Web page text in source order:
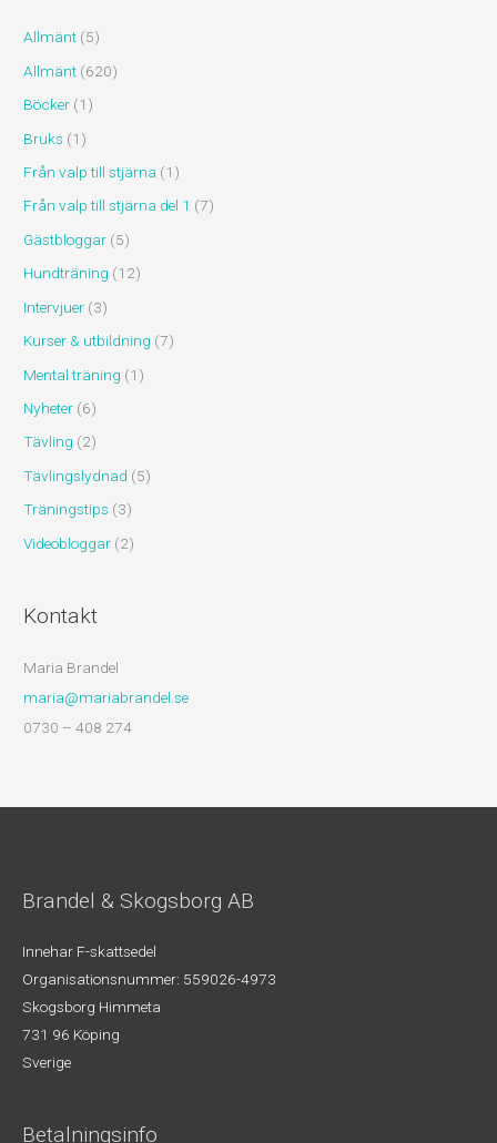
Allmänt (5)
Allmänt (620)
Böcker (1)
Bruks (1)
Från valp till stjärna (1)
Från valp till stjärna del 1 (7)
Gästbloggar (5)
Hundträning (12)
Intervjuer (3)
Kurser & utbildning (7)
Mental träning (1)
Nyheter (6)
Tävling (2)
Tävlingslydnad (5)
Träningstips (3)
Videobloggar (2)
Kontakt
Maria Brandel
maria@mariabrandel.se
0730 – 408 274
Brandel & Skogsborg AB
Innehar F-skattsedel
Organisationsnummer: 559026-4973
Skogsborg Himmeta
731 96 Köping
Sverige
Betalningsinfo